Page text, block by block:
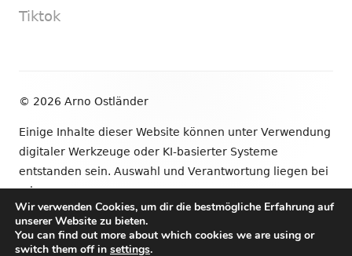
Tiktok
© 2026 Arno Ostländer
Einige Inhalte dieser Website können unter Verwendung
digitaler Werkzeuge oder KI-basierter Systeme
entstanden sein. Auswahl und Verantwortung liegen bei
mir.
•VerwendetTiny Framework
Wir verwenden Cookies, um dir die bestmögliche Erfahrung auf
unserer Website zu bieten.
You can find out more about which cookies we are using or
switch them off in settings.